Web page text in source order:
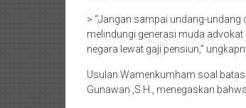
> “Jangan sampai undang-
melindungi generasi muda
negara lewat gaji pensiun,”
Usulan Wamenkumham soal
Gunawan ,S.H., menegaskan